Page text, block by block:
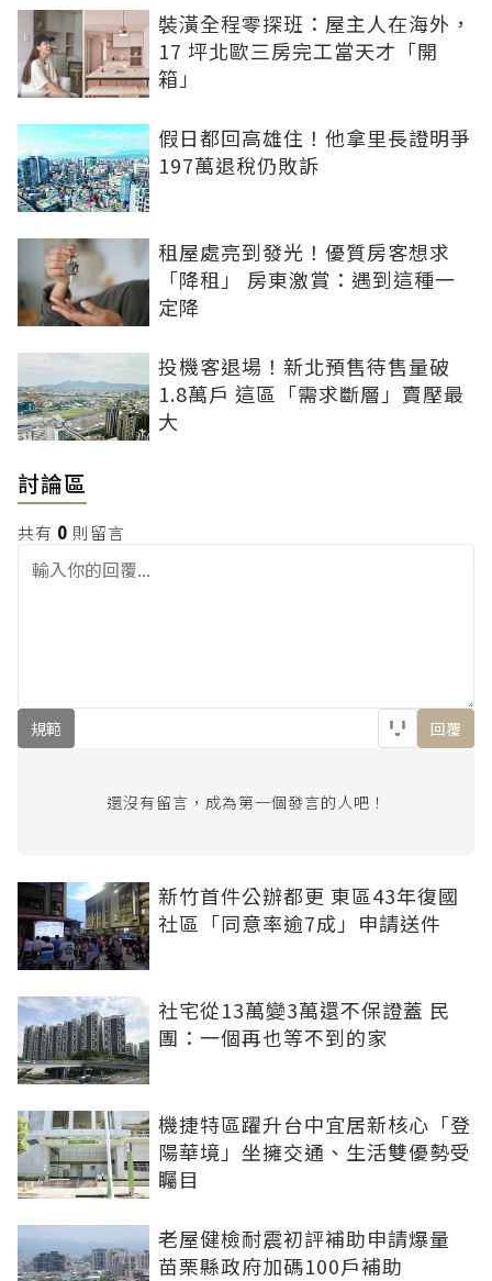
裝潢全程零探班：屋主人在海外，
17 坪北歐三房完工當天才「開
箱」
假日都回高雄住！他拿里長證明爭
197萬退稅仍敗訴
租屋處亮到發光！優質房客想求
「降租」 房東激賞：遇到這種一
定降
投機客退場！新北預售待售量破
1.8萬戶 這區「需求斷層」賣壓最
大
討論區
共有 0 則留言
規範 回覆
還沒有留言，成為第一個發言的人吧！
新竹首件公辦都更 東區43年復國
社區「同意率逾7成」申請送件
社宅從13萬變3萬還不保證蓋 民
團：一個再也等不到的家
機捷特區躍升台中宜居新核心「登
陽華境」坐擁交通、生活雙優勢受
矚目
老屋健檢耐震初評補助申請爆量
苗栗縣政府加碼100戶補助